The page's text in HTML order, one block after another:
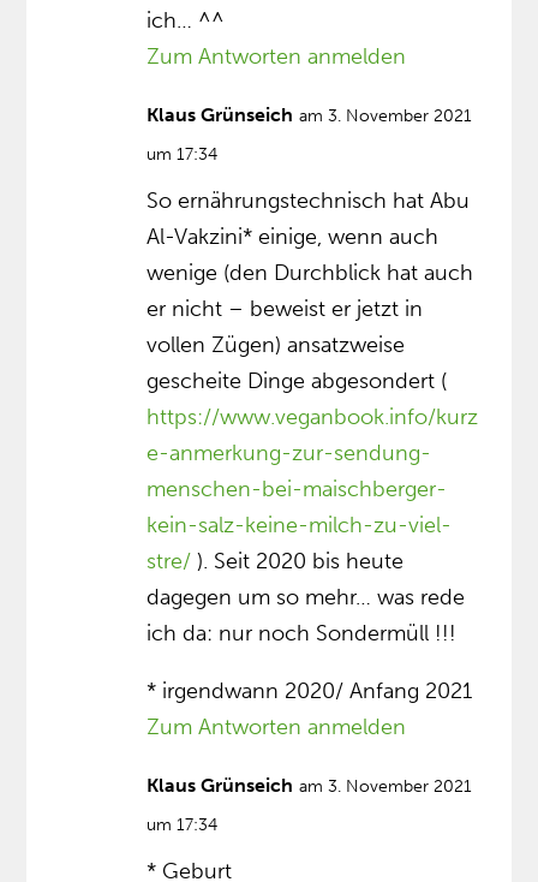
ich… ^^
Zum Antworten anmelden
Klaus Grünseich am 3. November 2021
um 17:34
So ernährungstechnisch hat Abu
Al-Vakzini* einige, wenn auch
wenige (den Durchblick hat auch
er nicht – beweist er jetzt in
vollen Zügen) ansatzweise
gescheite Dinge abgesondert (
https://www.veganbook.info/kurz
e-anmerkung-zur-sendung-
menschen-bei-maischberger-
kein-salz-keine-milch-zu-viel-
stre/ ). Seit 2020 bis heute
dagegen um so mehr… was rede
ich da: nur noch Sondermüll !!!
* irgendwann 2020/ Anfang 2021
Zum Antworten anmelden
Klaus Grünseich am 3. November 2021
um 17:34
* Geburt